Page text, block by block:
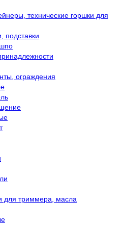
технические горшки для
подставки
ограждения
для триммера, масла